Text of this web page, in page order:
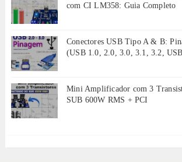
com CI LM358: Guia Completo
Conectores USB Tipo A & B:
(USB 1.0, 2.0, 3.0, 3.1, 3.2,
Mini Amplificador com 3
SUB 600W RMS + PCI